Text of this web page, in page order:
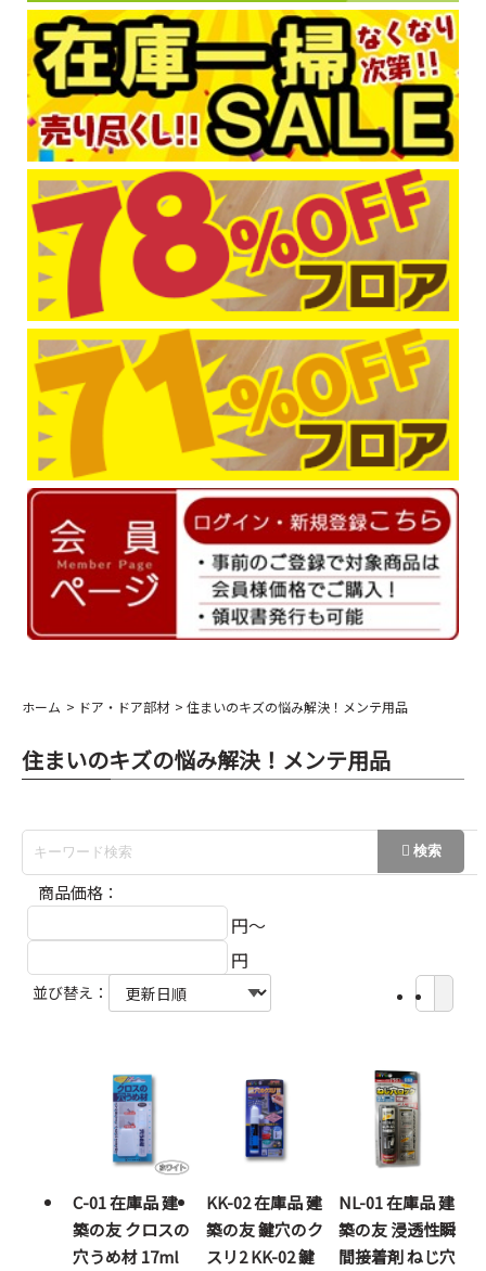
ホーム ドア・ドア部材 住まいのキズの悩み解決！メンテ用品
住まいのキズの悩み解決！メンテ用品
商品価格：
円～
円
並び替え：
C-01 在庫品 建
築の友 クロスの
穴うめ材 17ml
KK-02 在庫品 建
築の友 鍵穴のク
スリ2 KK-02 鍵
NL-01 在庫品 建
築の友 浸透性瞬
間接着剤 ねじ穴